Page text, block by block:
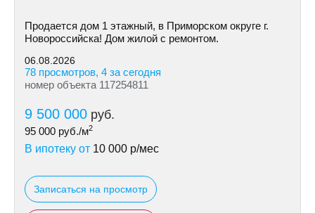
Продается дом 1 этажный, в Приморском округе г.
Новороссийска! Дом жилой с ремонтом.
06.08.2026
78 просмотров, 4 за сегодня
номер объекта 117254811
9 500 000 руб.
95 000 руб./м2
В ипотеку от 10 000 р/мес
Записаться на просмотр